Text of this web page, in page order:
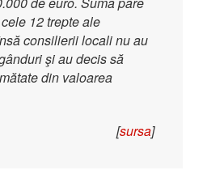
12 trepte ale
consilierii locali nu au
şi au decis să
din valoarea
[sursa]